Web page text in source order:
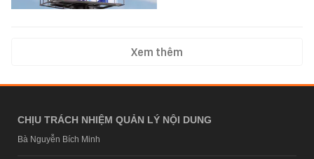
Xem thêm
CHỊU TRÁCH NHIỆM QUẢN LÝ NỘI DUNG
Bà Nguyễn Bích Minh